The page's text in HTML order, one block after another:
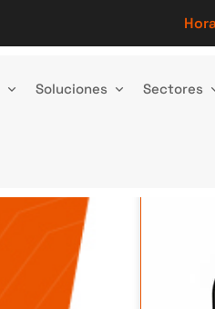
Soluciones Sectores